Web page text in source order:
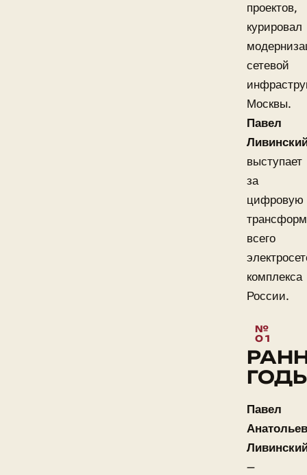
проектов,
курировал
сетевой
Москвы.
Павел
выступает
за
цифровую
всего
комплекса
России.
Павел
—